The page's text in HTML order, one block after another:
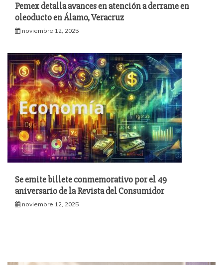
Pemex detalla avances en atención a derrame en
oleoducto en Álamo, Veracruz
noviembre 12, 2025
Se emite billete conmemorativo por el 49
aniversario de la Revista del Consumidor
noviembre 12, 2025